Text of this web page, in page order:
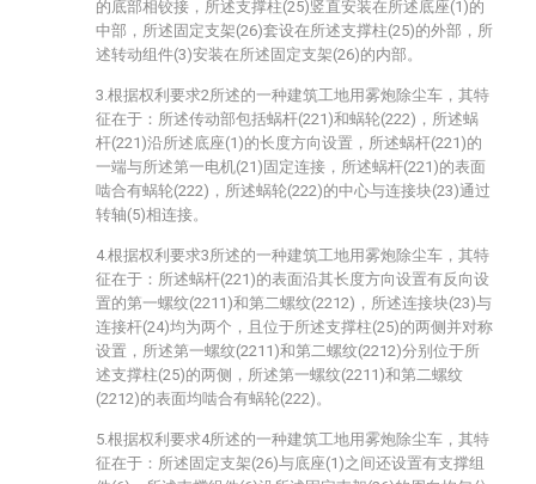
的底部相铰接，所述支撑柱(25)竖直安装在所述底座(1)的
中部，所述固定支架(26)套设在所述支撑柱(25)的外部，所
述转动组件(3)安装在所述固定支架(26)的内部。
3.根据权利要求2所述的一种建筑工地用雾炮除尘车，其特
征在于：所述传动部包括蜗杆(221)和蜗轮(222)，所述蜗
杆(221)沿所述底座(1)的长度方向设置，所述蜗杆(221)的
一端与所述第一电机(21)固定连接，所述蜗杆(221)的表面
啮合有蜗轮(222)，所述蜗轮(222)的中心与连接块(23)通过
转轴(5)相连接。
4.根据权利要求3所述的一种建筑工地用雾炮除尘车，其特
征在于：所述蜗杆(221)的表面沿其长度方向设置有反向设
置的第一螺纹(2211)和第二螺纹(2212)，所述连接块(23)与
连接杆(24)均为两个，且位于所述支撑柱(25)的两侧并对称
设置，所述第一螺纹(2211)和第二螺纹(2212)分别位于所
述支撑柱(25)的两侧，所述第一螺纹(2211)和第二螺纹
(2212)的表面均啮合有蜗轮(222)。
5.根据权利要求4所述的一种建筑工地用雾炮除尘车，其特
征在于：所述固定支架(26)与底座(1)之间还设置有支撑组